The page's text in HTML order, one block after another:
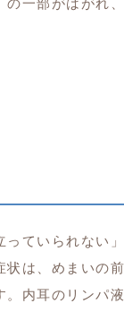
ていられない
は、めまいの
内耳のリンパ